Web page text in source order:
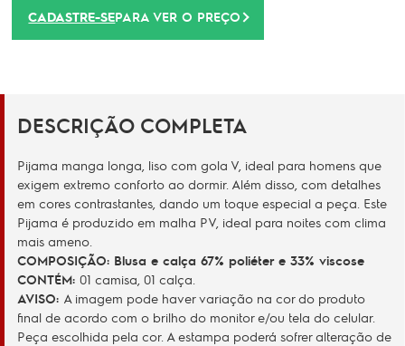
CADASTRE-SEPARA VER O PREÇO
DESCRIÇÃO COMPLETA
Pijama manga longa, liso com gola V, ideal para homens que
exigem extremo conforto ao dormir. Além disso, com detalhes
em cores contrastantes, dando um toque especial a peça. Este
Pijama é produzido em malha PV, ideal para noites com clima
mais ameno.
COMPOSIÇÃO: Blusa e calça 67% poliéter e 33% viscose
CONTÉM: 01 camisa, 01 calça.
AVISO: A imagem pode haver variação na cor do produto
final de acordo com o brilho do monitor e/ou tela do celular.
Peça escolhida pela cor. A estampa poderá sofrer alteração de